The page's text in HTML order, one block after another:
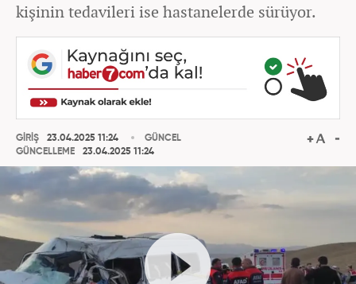
kişinin tedavileri ise hastanelerde sürüyor.
GİRİŞ
23.04.2025 11:24
GÜNCELLEME
23.04.2025 11:24
GÜNCEL